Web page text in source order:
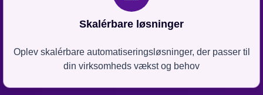
Skalérbare løsninger
Oplev skalérbare automatiseringsløsninger, der passer til
din virksomheds vækst og behov